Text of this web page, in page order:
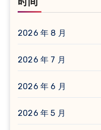
时间
2026 年 8 月
2026 年 7 月
2026 年 6 月
2026 年 5 月